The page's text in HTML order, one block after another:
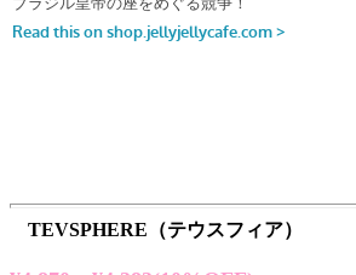
TEVSPHERE（テウスフィア）